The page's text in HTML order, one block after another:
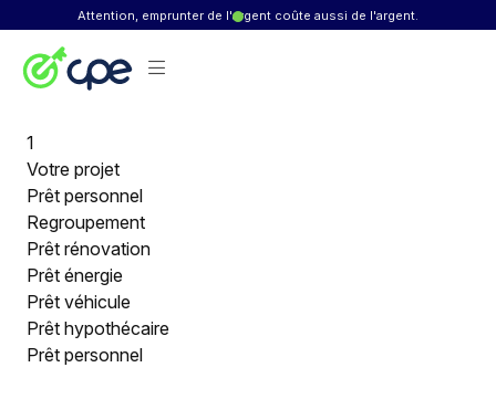
Skip to contentAttention, emprunter de l'argent coûte aussi de l'argent.
1
Votre projet
Prêt personnel
Regroupement
Prêt rénovation
Prêt énergie
Prêt véhicule
Prêt hypothécaire